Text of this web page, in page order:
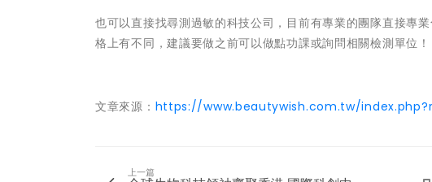
也可以直接找尋測過敏的科技公司，目前有專業的團隊直接專
格上有不同，建議要做之前可以做點功課或詢問相關檢測單位！
文章來源： https://www.beautywish.com.tw/
上一篇